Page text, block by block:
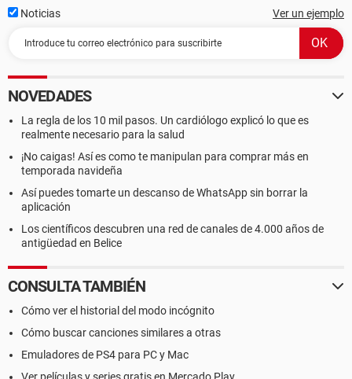
Noticias Ver un ejemplo
NOVEDADES
La regla de los 10 mil pasos. Un cardiólogo explicó lo que es
realmente necesario para la salud
¡No caigas! Así es como te manipulan para comprar más en
temporada navideña
Así puedes tomarte un descanso de WhatsApp sin borrar la
aplicación
Los científicos descubren una red de canales de 4.000 años de
antigüedad en Belice
CONSULTA TAMBIÉN
Cómo ver el historial del modo incógnito
Cómo buscar canciones similares a otras
Emuladores de PS4 para PC y Mac